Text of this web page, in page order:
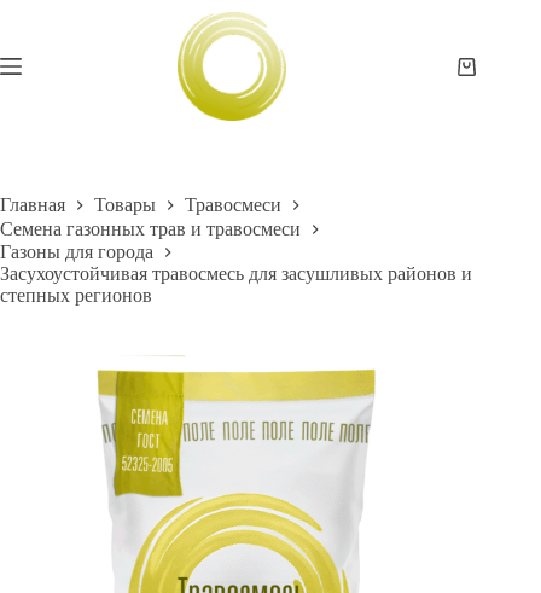
Корзина
Главная Товары
Травосмеси
Семена газонных трав и травосмеси
Газоны для города
Засухоустойчивая травосмесь для засушливых районов и
степных регионов